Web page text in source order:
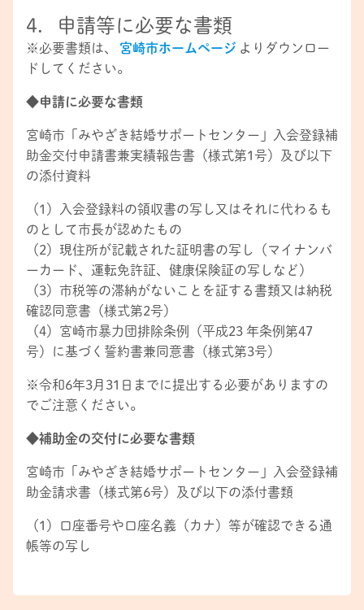
4．申請等に必要な書類
※必要書類は、 宮崎市ホームページ よりダウンロー
ドしてください。
◆申請に必要な書類
宮崎市「みやざき結婚サポートセンター」入会登録補
助金交付申請書兼実績報告書（様式第1号）及び以下
の添付資料
（1）入会登録料の領収書の写し又はそれに代わるも
のとして市長が認めたもの
（2）現住所が記載された証明書の写し（マイナンバ
ーカード、運転免許証、健康保険証の写しなど）
（3）市税等の滞納がないことを証する書類又は納税
確認同意書（様式第2号）
（4）宮崎市暴力団排除条例（平成23 年条例第47
号）に基づく誓約書兼同意書（様式第3号）
※令和6年3月31日までに提出する必要がありますの
でご注意ください。
◆補助金の交付に必要な書類
宮崎市「みやざき結婚サポートセンター」入会登録補
助金請求書（様式第6号）及び以下の添付書類
（1）口座番号や口座名義（カナ）等が確認できる通
帳等の写し